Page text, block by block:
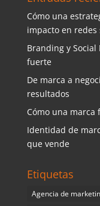
Cómo una
impacto en redes
Branding y
fuerte
De marca a
resultados
Cómo una marca
Identidad de
que vende
Etiquetas
Agencia de